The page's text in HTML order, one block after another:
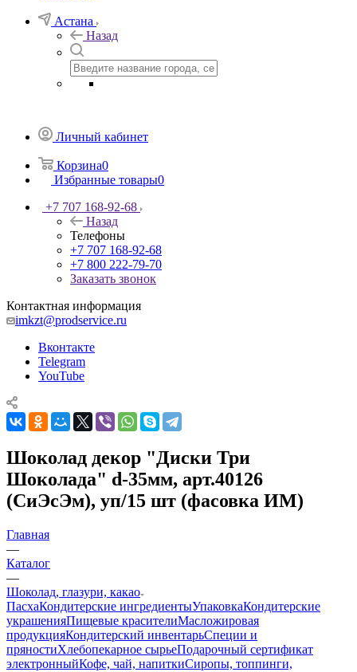
Астана
Назад
Личный кабинет
Корзина0
Избранные товары0
+7 707 168-92-68
Назад
Телефоны
+7 707 168-92-68
+7 800 222-79-70
Заказать звонок
Контактная информация
imkzt@prodservice.ru
Вконтакте
Telegram
YouTube
Шоколад декор "Диски Три
Шоколада" d-35мм, арт.40126
(СиЭсЭм), уп/15 шт (фасовка ИМ)
Главная
—
Каталог
—
Шоколад, глазури, какао
ПасхаКондитерские ингредиентыУпаковкаКондитерские
украшенияПищевые красителиМасложировая
продукцияКондитерский инвентарьСпеции и
пряностиХлебопекарное сырьеПодарочный сертификат
электронныйКофе, чай, напиткиСиропы, топпинги,